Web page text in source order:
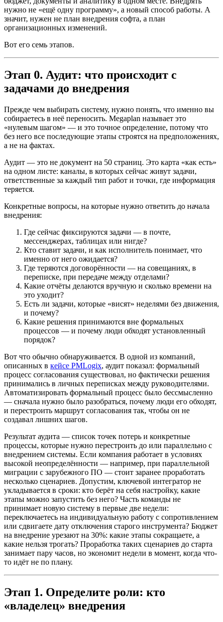
нужно не «ещё одну программу», а новый способ работы. А
значит, нужен не план внедрения софта, а план
организационных изменений.
Вот его семь этапов.
Этап 0. Аудит: что происходит с
задачами до внедрения
Прежде чем выбирать систему, нужно понять, что именно вы
собираетесь в неё переносить. Megaplan называет это
«нулевым шагом» — и это точное определение, потому что
без него все последующие этапы строятся на предположениях,
а не на фактах.
Аудит — это не документ на 50 страниц. Это карта «как есть»
на одном листе: каналы, в которых сейчас живут задачи,
ответственные за каждый тип работ и точки, где информация
теряется.
Конкретные вопросы, на которые нужно ответить до начала
внедрения:
Где сейчас фиксируются задачи — в почте,
мессенджерах, таблицах или нигде?
Кто ставит задачи, и как исполнитель понимает, что
именно от него ожидается?
Где теряются договорённости — на совещаниях, в
переписке, при передаче между отделами?
Какие отчёты делаются вручную и сколько времени на
это уходит?
Есть ли задачи, которые «висят» неделями без движения,
и почему?
Какие решения принимаются вне формальных
процессов — и почему люди обходят установленный
порядок?
Вот что обычно обнаруживается. В одной из компаний,
описанных в кейсе PMLogix, аудит показал: формальный
процесс согласования существовал, но фактически решения
принимались в личных переписках между руководителями.
Автоматизировать формальный процесс было бессмысленно
— сначала нужно было разобраться, почему люди его обходят,
и перестроить маршрут согласования так, чтобы он не
создавал лишних шагов.
Результат аудита — список точек потерь и конкретные
процессы, которые нужно перестроить до или параллельно с
внедрением системы. Если компания работает в условиях
высокой неопределённости — например, при параллельной
миграции с зарубежного ПО — стоит заранее проработать
несколько сценариев. Допустим, ключевой интегратор не
укладывается в сроки: кто берёт на себя настройку, какие
этапы можно запустить без него? Часть команды не
принимает новую систему в первые две недели:
переключаетесь на индивидуальную работу с сопротивлением
или сдвигаете дату отключения старого инструмента? Бюджет
на внедрение урезают на 30%: какие этапы сокращаете, а
какие нельзя трогать? Проработка таких сценариев до старта
занимает пару часов, но экономит недели в момент, когда что-
то идёт не по плану.
Этап 1. Определите роли: кто
«владелец» внедрения